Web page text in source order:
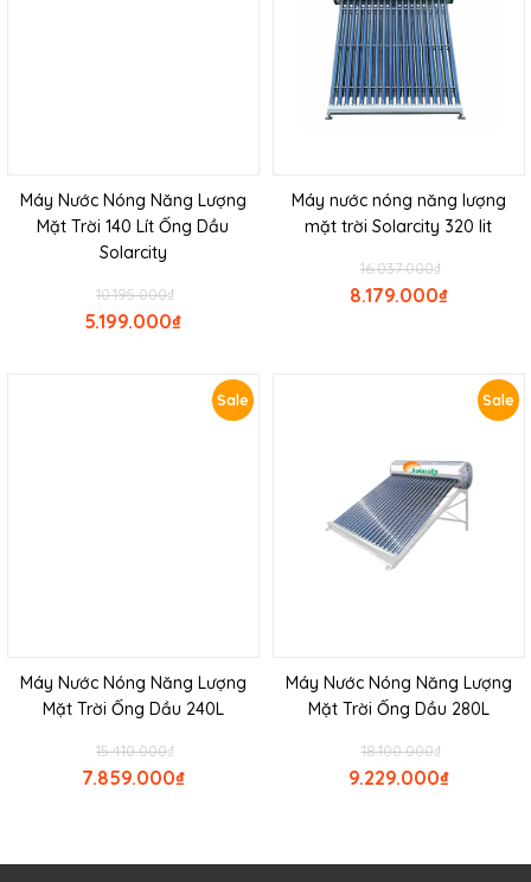
Máy Nước Nóng Năng Lượng
Mặt Trời 140 Lít Ống Dầu
Solarcity
₫
10.195.000
₫
5.199.000
Máy nước nóng năng lượng
mặt trời Solarcity 320 lit
₫
16.037.000
₫
8.179.000
Sale
Máy Nước Nóng Năng Lượng
Mặt Trời Ống Dầu 240L
₫
15.410.000
₫
7.859.000
Sale
Máy Nước Nóng Năng Lượng
Mặt Trời Ống Dầu 280L
₫
18.100.000
₫
9.229.000